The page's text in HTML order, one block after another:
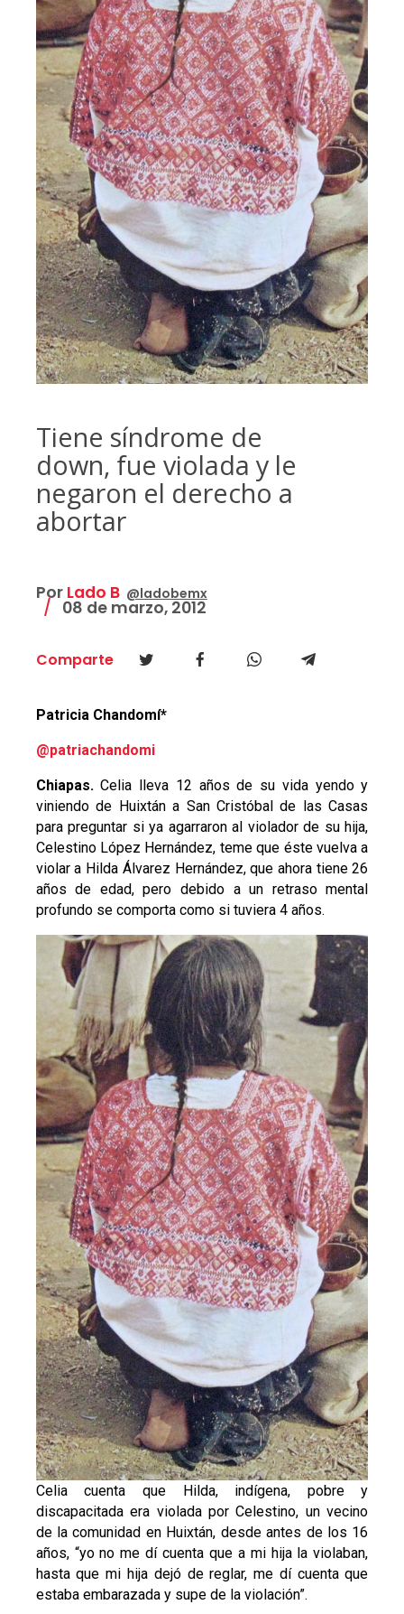
Tiene síndrome de
down, fue violada y le
negaron el derecho a
abortar
Por Lado B @ladobemx
08 de marzo, 2012
Comparte
Patricia Chandomí*
@patriachandomi
Chiapas.Celia lleva 12 años de su vida yendo y
viniendo de Huixtán a San Cristóbal de las Casas
para preguntar si ya agarraron al violador de su hija,
Celestino López Hernández, teme que éste vuelva a
violar a Hilda Álvarez Hernández, que ahora tiene 26
años de edad, pero debido a un retraso mental
profundo se comporta como si tuviera 4 años.
Celia cuenta que Hilda, indígena, pobre y
discapacitada era violada por Celestino, un vecino
de la comunidad en Huixtán, desde antes de los 16
años, “yo no me dí cuenta que a mi hija la violaban,
hasta que mi hija dejó de reglar, me dí cuenta que
estaba embarazada y supe de la violación”.